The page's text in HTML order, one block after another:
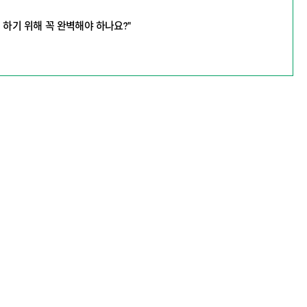
기 위해 꼭 완벽해야 하나요?"